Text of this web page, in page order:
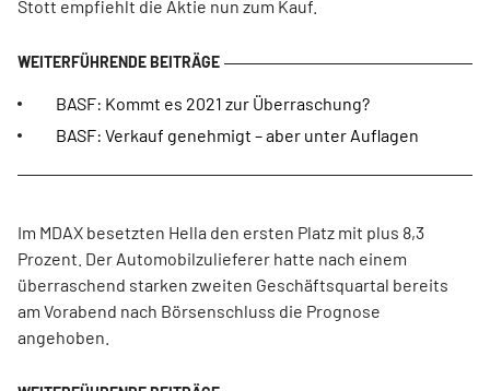
Stott empfiehlt die Aktie nun zum Kauf.
BASF: Kommt es 2021 zur Überraschung?
BASF: Verkauf genehmigt – aber unter Auflagen
Im MDAX besetzten Hella den ersten Platz mit plus 8,3
Prozent. Der Automobilzulieferer hatte nach einem
überraschend starken zweiten Geschäftsquartal bereits
am Vorabend nach Börsenschluss die Prognose
angehoben.